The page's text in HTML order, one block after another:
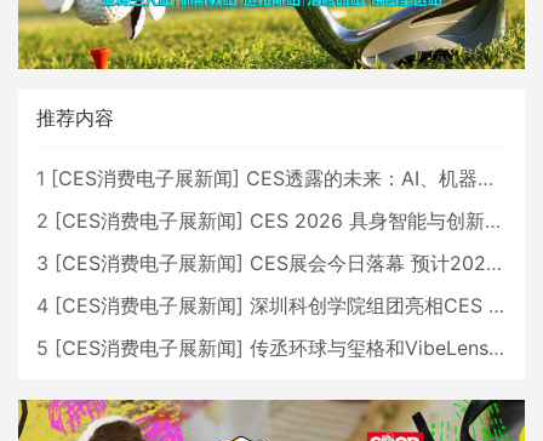
推荐内容
1 [CES消费电子展新闻] CES透露的未来：AI、机器人与智能生活大爆发
2 [CES消费电子展新闻] CES 2026 具身智能与创新领域 中国公司大放异彩
3 [CES消费电子展新闻] CES展会今日落幕 预计2026行业收入将超五千亿美元
4 [CES消费电子展新闻] 深圳科创学院组团亮相CES 广受好评
5 [CES消费电子展新闻] 传丞环球与玺格和VibeLens共同推出全新耳机